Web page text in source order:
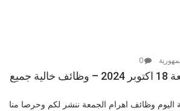
0
وظائف اهرام الجمعة 18 اكتوبر 2024 – وظائف خالية جميع
اليوم وظائف اهرام الجمعة ننشر لكم وحرصا منا